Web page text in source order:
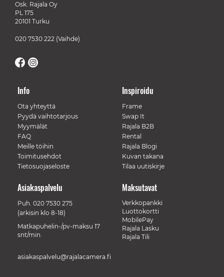
Osk. Rajala Oy
PL 175
20101 Turku
020 7530 222 (Vaihde)
Info
Ota yhteyttä
Pyydä vaihtotarjous
Myymälät
FAQ
Meille töihin
Toimitusehdot
Tietosuojaseloste
Inspiroidu
Frame
Swap It
Rajala B2B
Rental
Rajala Blogi
Kuvan takana
Tilaa uutiskirje
Maksutavat
Verkkopankki
Luottokortti
MobilePay
Rajala Lasku
Rajala Tili
Asiakaspalvelu
Puh. 020 7530 275
(arkisin klo 8-18)
Matkapuhelin-/pv-maksu 17
snt/min.
asiakaspalvelu@rajalacamera.fi